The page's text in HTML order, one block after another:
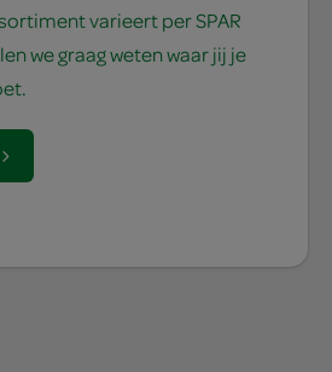
varieert per SPAR
we graag weten waar jij je